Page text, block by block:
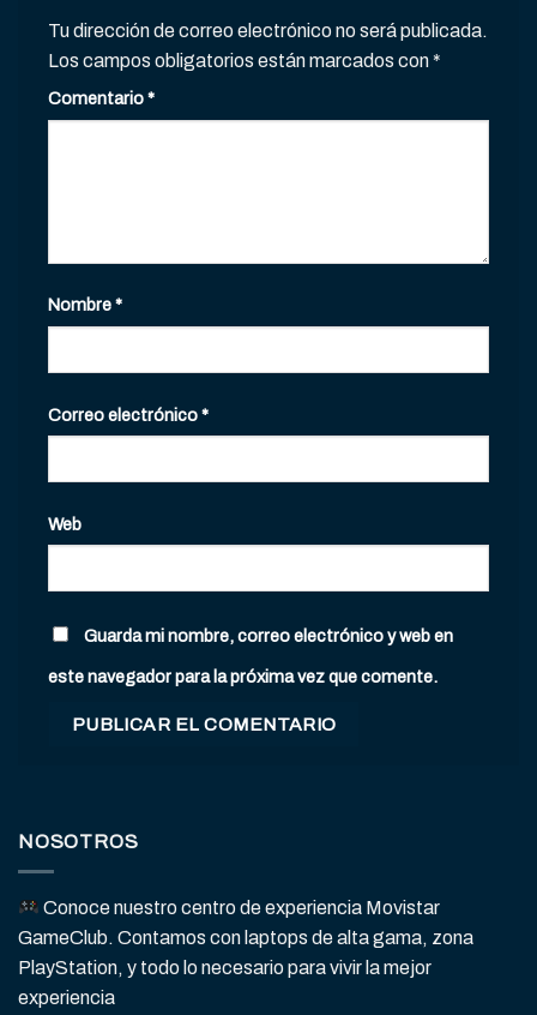
Tu dirección de correo electrónico no será publicada.
Los campos obligatorios están marcados con*
Comentario*
Nombre*
Correo electrónico*
Web
Guarda mi nombre, correo electrónico y web en
este navegador para la próxima vez que comente.
NOSOTROS
Conoce nuestro centro de experiencia Movistar
GameClub. Contamos con laptops de alta gama, zona
PlayStation, y todo lo necesario para vivir la mejor
experiencia